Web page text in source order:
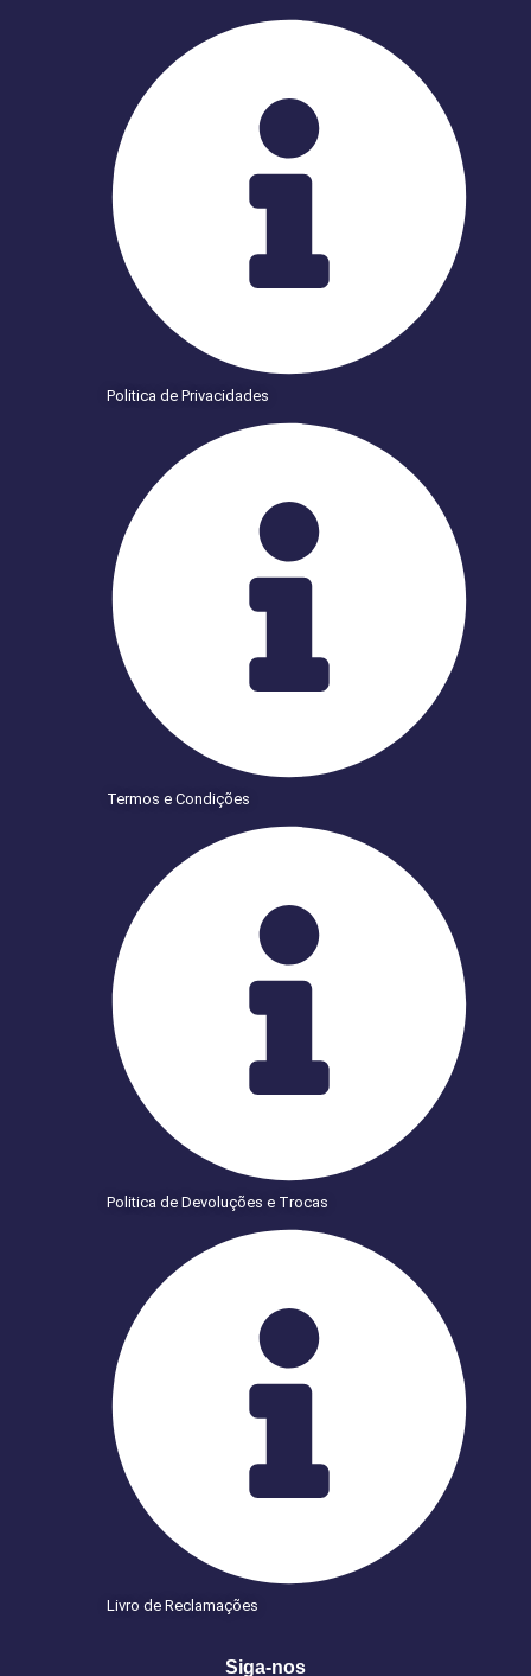
Politica de Privacidades
Termos e Condições
Politica de Devoluções e Trocas
Livro de Reclamações
Siga-nos